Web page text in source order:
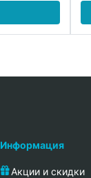
Информация
Акции и скидки